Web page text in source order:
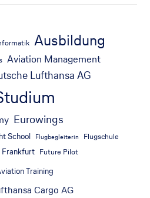
Ausbildung
Aviation Management
Lufthansa AG
Eurowings
School Flugbegleiterin Flugschule
Frankfurt Future Pilot
Training
Cargo AG